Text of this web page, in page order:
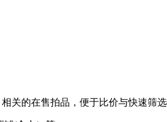
关的在售拍品，便于比价与快速筛选